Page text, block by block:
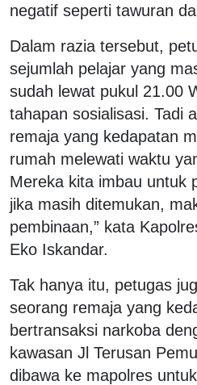
negatif seperti tawuran
Dalam razia tersebut,
sejumlah pelajar yang
sudah lewat pukul 21.00
tahapan sosialisasi. Tadi
remaja yang kedapatan
rumah melewati waktu
Mereka kita imbau untuk
jika masih ditemukan,
pembinaan,” kata
Eko Iskandar.
Tak hanya itu, petugas
seorang remaja yang
bertransaksi narkoba
kawasan Jl Terusan
dibawa ke mapolres